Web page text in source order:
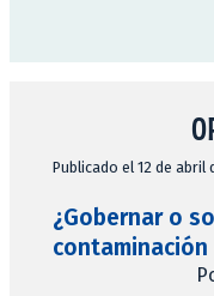
Publicado el 12 de abril
¿Gobernar o
contaminación